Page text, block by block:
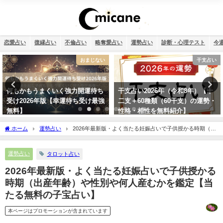
恋愛占い 復縁占い 不倫占い 略奪愛占い 運勢占い 診断・心理テスト 今
干支占い
干支占い2026年（令和8年）【十
二支＋60種類（60干支）の運勢・
性格・相性を無料紹介】
復縁
タロット占い・元彼の今の私に対
する気持ちは？どう思ってる？
ホーム 運勢占い
2026年最新版・よく当たる妊娠占いで子供授かる時期（出
産年齢）や性別や何人産むかを鑑定【当たる無料の子宝占い】
運勢占い タロット占い
2026年最新版・よく当たる妊娠占いで子供授かる
時期（出産年齢）や性別や何人産むかを鑑定【当
たる無料の子宝占い】
本ページはプロモーションが含まれています